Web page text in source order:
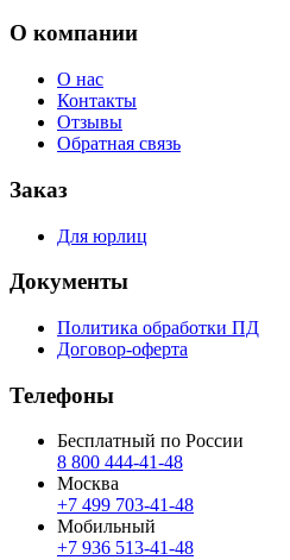
О компании
О нас
Контакты
Отзывы
Обратная связь
Заказ
Для юрлиц
Документы
Политика обработки ПД
Договор-оферта
Телефоны
Бесплатный по России
8 800 444‑41‑48
Москва
+7 499 703‑41‑48
Мобильный
+7 936 513‑41‑48